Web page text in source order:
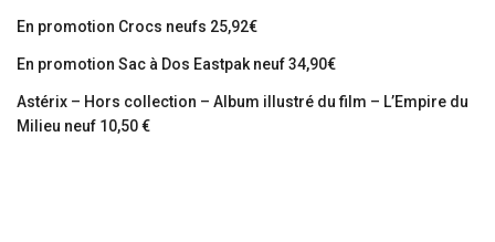
En promotion Crocs neufs 25,92€
En promotion Sac à Dos Eastpak neuf 34,90€
Astérix – Hors collection – Album illustré du film – L’Empire du
Milieu neuf 10,50 €